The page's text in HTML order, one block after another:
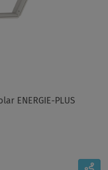
ENERGIE-PLUS